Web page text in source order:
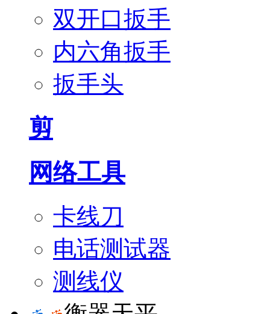
双开口扳手
内六角扳手
扳手头
剪
网络工具
卡线刀
电话测试器
测线仪